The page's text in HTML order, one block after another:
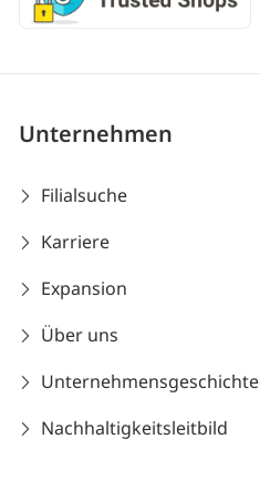
Unternehmen
Filialsuche
Karriere
Expansion
Über uns
Unternehmensgeschichte
Nachhaltigkeitsleitbild